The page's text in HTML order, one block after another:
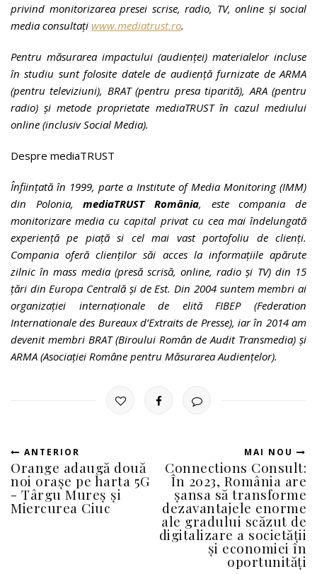
privind monitorizarea presei scrise, radio, TV, online și social
media consultați www.mediatrust.ro.
Pentru măsurarea impactului (audienţei) materialelor incluse
în studiu sunt folosite datele de audienţă furnizate de ARMA
(pentru televiziuni), BRAT (pentru presa tiparită), ARA (pentru
radio) şi metode proprietate mediaTRUST în cazul mediului
online (inclusiv Social Media).
Despre mediaTRUST
Înființată în 1999, parte a Institute of Media Monitoring (IMM)
din Polonia,mediaTRUST România, este compania de
monitorizare media cu capital privat cu cea mai îndelungată
experiență pe piață si cel mai vast portofoliu de clienți.
Compania oferă clienţilor săi acces la informaţiile apărute
zilnic în mass media (presă scrisă, online, radio şi TV) din 15
ţări din Europa Centrală şi de Est. Din 2004 suntem membri ai
organizaţiei internaţionale de elită FIBEP (Federation
Internationale des Bureaux d’Extraits de Presse), iar în 2014 am
devenit membri BRAT (Biroului Român de Audit Transmedia) şi
ARMA (Asociaţiei Române pentru Măsurarea Audienţelor).
ANTERIOR
Orange adaugă două
noi orașe pe harta 5G
- Târgu Mureș și
Miercurea Ciuc
MAI NOU
Connections Consult:
În 2023, România are
șansa să transforme
dezavantajele enorme
ale gradului scăzut de
digitalizare a societății
și economiei în
oportunități